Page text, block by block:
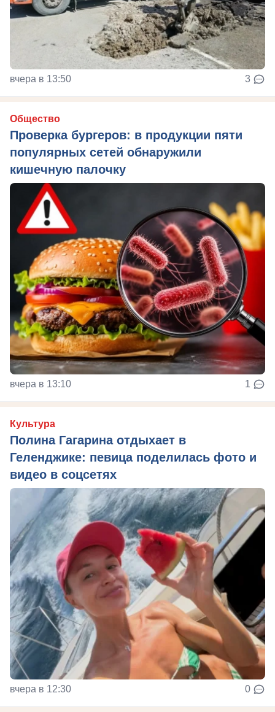
вчера в 13:50 3
Общество
Проверка бургеров: в продукции пяти
популярных сетей обнаружили
кишечную палочку
вчера в 13:10 1
Культура
Полина Гагарина отдыхает в
Геленджике: певица поделилась фото и
видео в соцсетях
вчера в 12:30 0